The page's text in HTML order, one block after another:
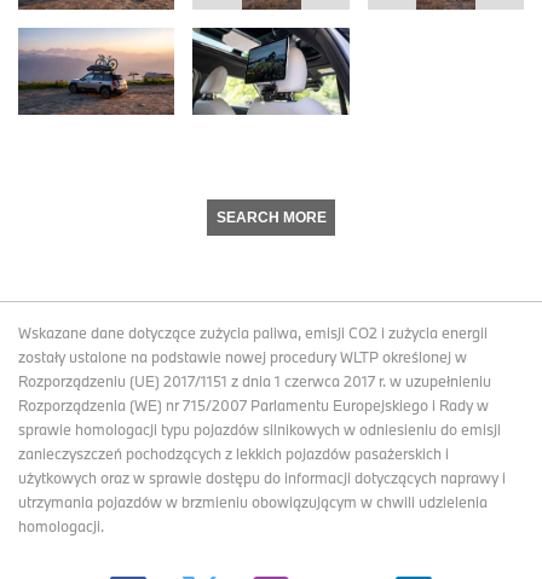
SEARCH MORE
Wskazane dane dotyczące zużycia paliwa, emisji CO2 i zużycia energii
zostały ustalone na podstawie nowej procedury WLTP określonej w
Rozporządzeniu (UE) 2017/1151 z dnia 1 czerwca 2017 r. w uzupełnieniu
Rozporządzenia (WE) nr 715/2007 Parlamentu Europejskiego i Rady w
sprawie homologacji typu pojazdów silnikowych w odniesieniu do emisji
zanieczyszczeń pochodzących z lekkich pojazdów pasażerskich i
użytkowych oraz w sprawie dostępu do informacji dotyczących naprawy i
utrzymania pojazdów w brzmieniu obowiązującym w chwili udzielenia
homologacji.